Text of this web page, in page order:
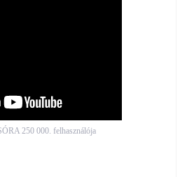
250 000. felhasználója